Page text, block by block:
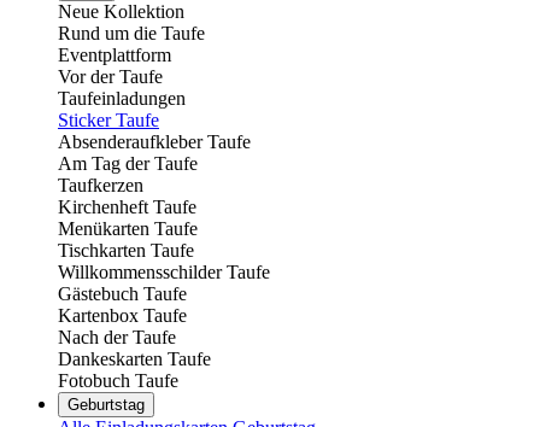
Neue Kollektion
Rund um die Taufe
Eventplattform
Vor der Taufe
Taufeinladungen
Sticker Taufe
Absenderaufkleber Taufe
Am Tag der Taufe
Taufkerzen
Kirchenheft Taufe
Menükarten Taufe
Tischkarten Taufe
Willkommensschilder Taufe
Gästebuch Taufe
Kartenbox Taufe
Nach der Taufe
Dankeskarten Taufe
Fotobuch Taufe
Geburtstag